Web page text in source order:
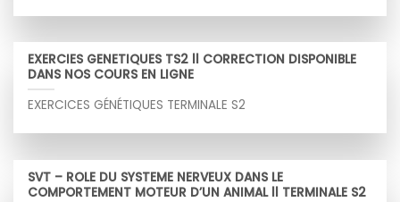
EXERCIES GENETIQUES TS2 ll CORRECTION DISPONIBLE
DANS NOS COURS EN LIGNE
EXERCICES GÉNÉTIQUES TERMINALE S2
SVT – ROLE DU SYSTEME NERVEUX DANS LE
COMPORTEMENT MOTEUR D’UN ANIMAL ll TERMINALE S2